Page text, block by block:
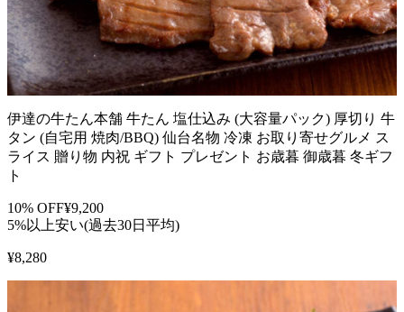
伊達の牛たん本舗 牛たん 塩仕込み (大容量パック) 厚切り 牛
タン (自宅用 焼肉/BBQ) 仙台名物 冷凍 お取り寄せグルメ ス
ライス 贈り物 内祝 ギフト プレゼント お歳暮 御歳暮 冬ギフ
ト
10% OFF¥9,200
5%以上安い(過去30日平均)
¥8,280